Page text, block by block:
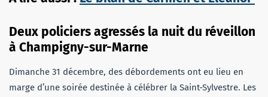
Deux policiers agressés la nuit du réveillon
à Champigny-sur-Marne
Dimanche 31 décembre, des débordements ont eu lieu en
marge d’une soirée destinée à célébrer la Saint-Sylvestre. Les